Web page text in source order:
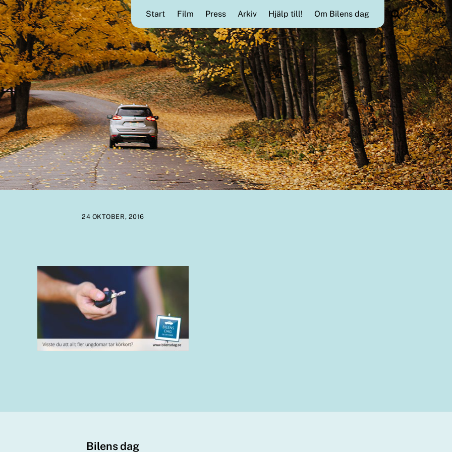
Search
Start Film Press Arkiv Hjälp till! Om Bilens dag
24 OKTOBER, 2016
Bilens dag